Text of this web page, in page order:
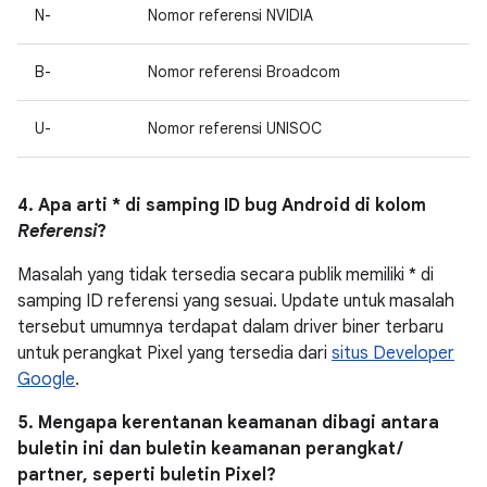
N- Nomor referensi NVIDIA
B- Nomor referensi Broadcom
U- Nomor referensi UNISOC
4. Apa arti * di samping ID bug Android di kolom
Referensi?
Masalah yang tidak tersedia secara publik memiliki * di
samping ID referensi yang sesuai. Update untuk masalah
tersebut umumnya terdapat dalam driver biner terbaru
untuk perangkat Pixel yang tersedia dari situs Developer
Google.
5. Mengapa kerentanan keamanan dibagi antara
buletin ini dan buletin keamanan perangkat /
partner, seperti buletin Pixel?